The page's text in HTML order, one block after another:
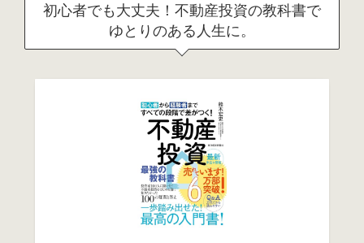
初心者でも大丈夫！不動産投資の教科書で
ゆとりのある人生に。